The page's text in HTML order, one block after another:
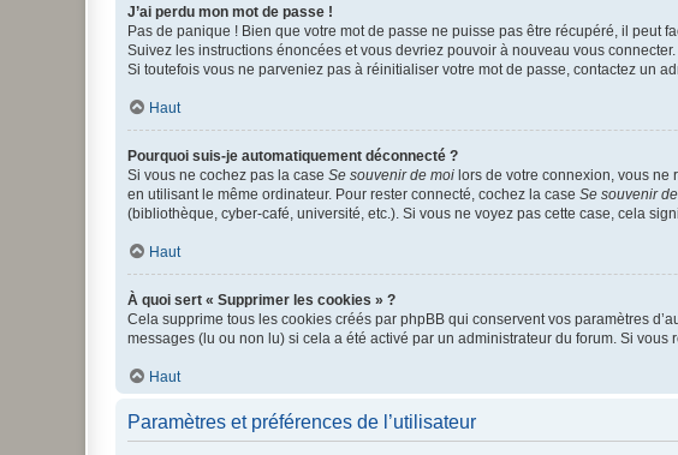
J’ai perdu mon mot de passe !
Pas de panique ! Bien que votre mot de passe ne puisse pas être récupéré, il
Suivez les instructions énoncées et vous devriez pouvoir à nouveau vous connecter.
Si toutefois vous ne parveniez pas à réinitialiser votre mot de passe, contactez un
Haut
Pourquoi suis-je automatiquement déconnecté ?
Si vous ne cochez pas la case Se souvenir de moi lors de votre connexion, vous ne
en utilisant le même ordinateur. Pour rester connecté, cochez la case Se souvenir
(bibliothèque, cyber-café, université, etc.). Si vous ne voyez pas cette case, cela
Haut
À quoi sert « Supprimer les cookies » ?
Cela supprime tous les cookies créés par phpBB qui conservent vos paramètres
messages (lu ou non lu) si cela a été activé par un administrateur du forum. Si
Haut
Paramètres et préférences de l’utilisateur